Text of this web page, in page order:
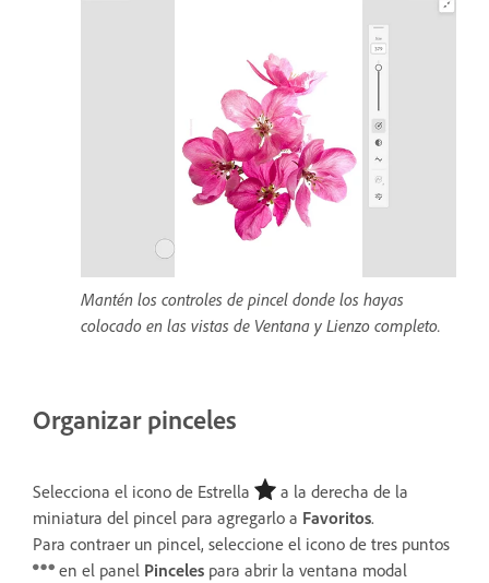
Mantén los controles de pincel donde los hayas
colocado en las vistas de Ventana y Lienzo completo.
Organizar pinceles
Selecciona el icono de Estrella
a la derecha de la
miniatura del pincel para agregarlo a Favoritos.
Para contraer un pincel, seleccione el icono de tres puntos
en el panel Pinceles para abrir la ventana modal